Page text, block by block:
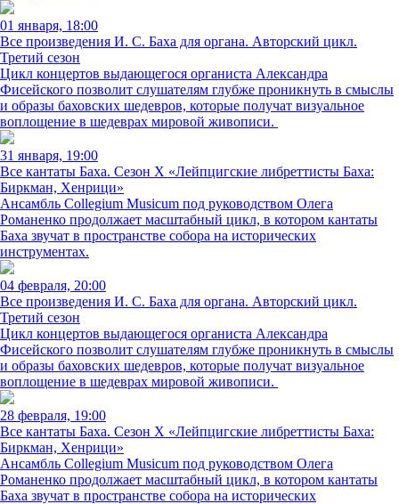
01 января, 18:00
Все произведения И. С. Баха для органа. Авторский цикл.
Третий сезон
Цикл концертов выдающегося органиста Александра
Фисейского позволит слушателям глубже проникнуть в смыслы
и образы баховских шедевров, которые получат визуальное
воплощение в шедеврах мировой живописи.
31 января, 19:00
Все кантаты Баха. Сезон X «Лейпцигские либреттисты Баха:
Биркман, Хенрици»
Ансамбль Collegium Musicum под руководством Олега
Романенко продолжает масштабный цикл, в котором кантаты
Баха звучат в пространстве собора на исторических
инструментах.
04 февраля, 20:00
Все произведения И. С. Баха для органа. Авторский цикл.
Третий сезон
Цикл концертов выдающегося органиста Александра
Фисейского позволит слушателям глубже проникнуть в смыслы
и образы баховских шедевров, которые получат визуальное
воплощение в шедеврах мировой живописи.
28 февраля, 19:00
Все кантаты Баха. Сезон X «Лейпцигские либреттисты Баха:
Биркман, Хенрици»
Ансамбль Collegium Musicum под руководством Олега
Романенко продолжает масштабный цикл, в котором кантаты
Баха звучат в пространстве собора на исторических